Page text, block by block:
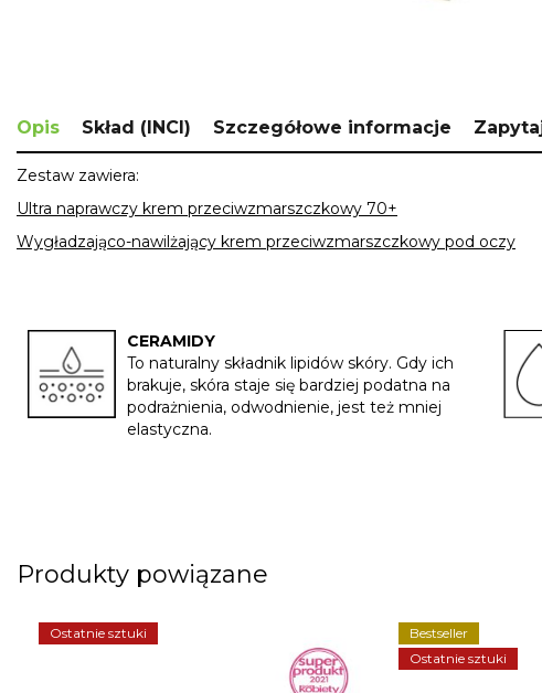
the
beginning
of
the
images
gallery
Opis Skład (INCI) Szczegółowe informacje
Zestaw zawiera:
Ultra naprawczy krem przeciwzmarszczkowy 70+
Wygładzająco-nawilżający krem przeciwzmarszczkowy pod oczy
CERAMIDY
To naturalny składnik lipidów skóry. Gdy ich
brakuje, skóra staje się bardziej podatna na
podrażnienia, odwodnienie, jest też mniej
elastyczna.
Produkty powiązane
Ostatnie sztuki
Bestseller
Ostatnie sztuki